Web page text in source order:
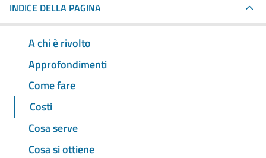
INDICE DELLA PAGINA
A chi è rivolto
Approfondimenti
Come fare
Costi
Cosa serve
Cosa si ottiene